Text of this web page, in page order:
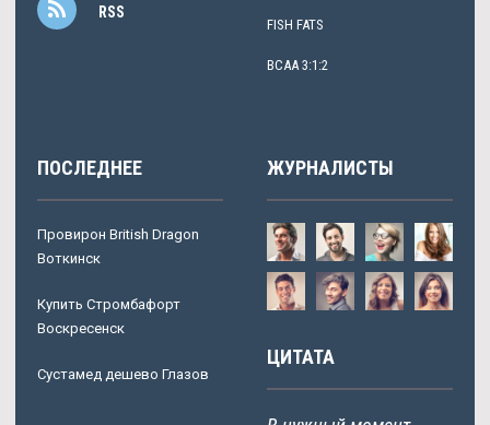
RSS
FISH FATS
BCAA 3:1:2
ПОСЛЕДНЕЕ
Провирон British Dragon
Воткинск
Купить Стромбафорт
Воскресенск
Сустамед дешево Глазов
ЖУРНАЛИСТЫ
ЦИТАТА